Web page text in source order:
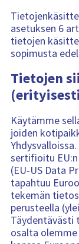
asetuksen 6
tietojen
sopimusta
Tietojen
Käytämme
joiden
sertifioitu
(EU-US Data
tapahtuu
tekemän
perusteella
Täydentävästi
osalta